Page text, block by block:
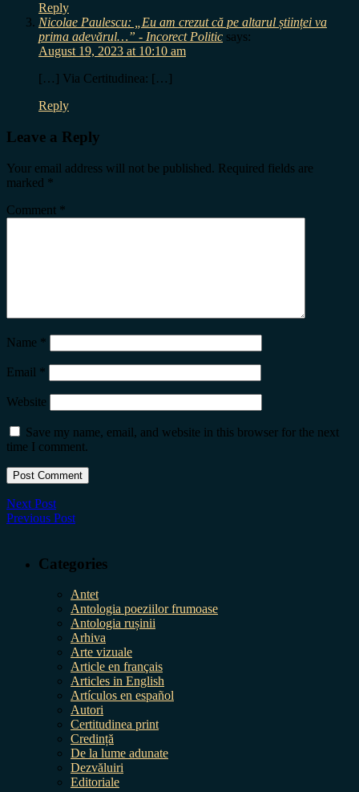
Reply
Nicolae Paulescu: „Eu am crezut că pe altarul științei va
prima adevărul…” - Incorect Politic says:
August 19, 2023 at 10:10 am
[…] Via Certitudinea: […]
Reply
Leave a Reply
Your email address will not be published. Required fields are
marked *
Comment *
Name *
Email *
Website
Save my name, email, and website in this browser for the next
time I comment.
Next Post
Previous Post
Categories
Antet
Antologia poeziilor frumoase
Antologia rușinii
Arhiva
Arte vizuale
Article en français
Articles in English
Artículos en español
Autori
Certitudinea print
Credință
De la lume adunate
Dezvăluiri
Editoriale